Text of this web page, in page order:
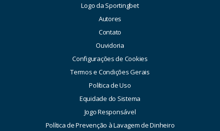
Logo da Sportingbet
Autores
Contato
Ouvidoria
Configurações de Cookies
Termos e Condições Gerais
Política de Uso
Equidade do Sistema
Jogo Responsável
Política de Prevenção à Lavagem de Dinheiro